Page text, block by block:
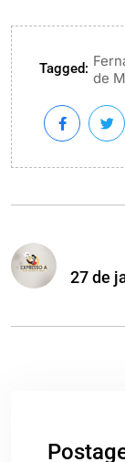
Tagged:
de
27 de